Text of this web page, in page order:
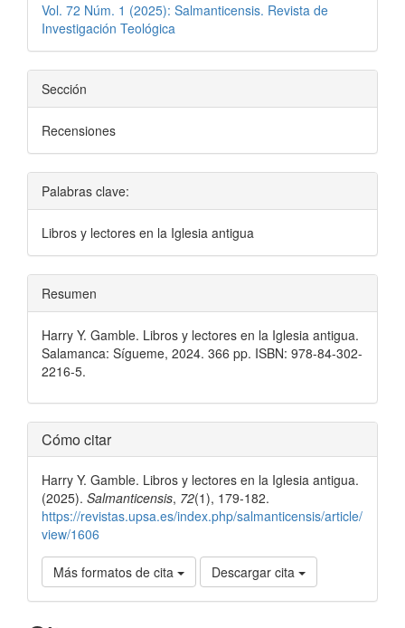
Vol. 72 Núm. 1 (2025): Salmanticensis. Revista de
Investigación Teológica
Sección
Recensiones
Palabras clave:
Libros y lectores en la Iglesia antigua
Resumen
Harry Y. Gamble. Libros y lectores en la Iglesia antigua.
Salamanca: Sígueme, 2024. 366 pp. ISBN: 978-84-302-
2216-5.
Detalles
del
artículo
Cómo citar
Harry Y. Gamble. Libros y lectores en la Iglesia antigua.
(2025). Salmanticensis, 72(1), 179-182.
https://revistas.upsa.es/index.php/salmanticensis/article/
view/1606
Más formatos de cita Descargar cita